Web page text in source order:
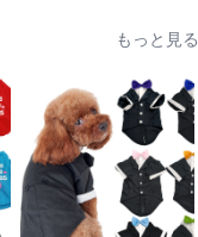
もっと見る